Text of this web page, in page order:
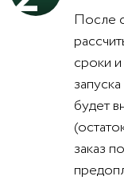
После
сроки
будет
заказ